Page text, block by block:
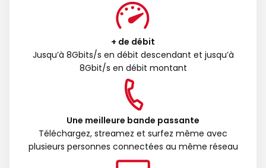
+ de débit
Jusqu’à 8Gbits/s en débit descendant et jusqu’à
8Gbit/s en débit montant
Une meilleure bande passante
Téléchargez, streamez et surfez même avec
plusieurs personnes connectées au même réseau